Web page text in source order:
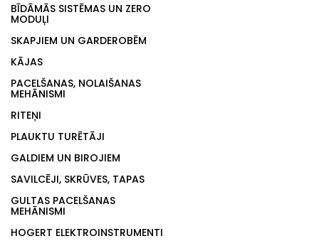
BĪDĀMĀS SISTĒMAS UN ZERO
MODUĻI
SKAPJIEM UN GARDEROBĒM
KĀJAS
PACELŠANAS, NOLAIŠANAS
MEHĀNISMI
RITEŅI
PLAUKTU TURĒTĀJI
GALDIEM UN BIROJIEM
SAVILCĒJI, SKRŪVES, TAPAS
GULTAS PACELŠANAS
MEHĀNISMI
HOGERT ELEKTROINSTRUMENTI